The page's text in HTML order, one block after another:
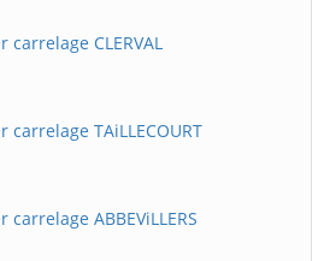
CLERVAL
TAiLLECOURT
ABBEViLLERS